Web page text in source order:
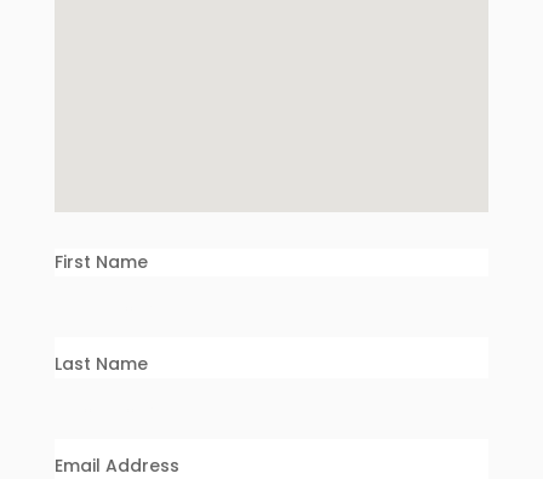
First Name
Last Name
Email Address